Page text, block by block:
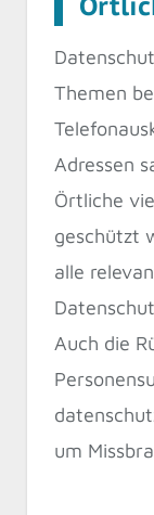
Themen
Adressen
Örtliche
geschützt
alle
Auch die
um